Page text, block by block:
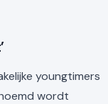
youngtimers
wordt